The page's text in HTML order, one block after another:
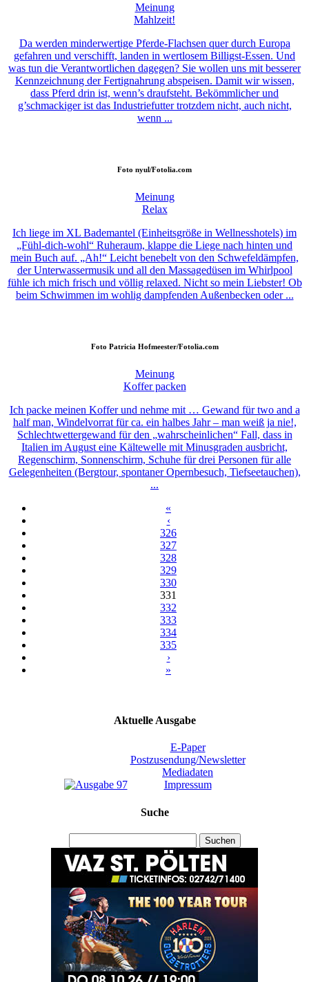
Meinung
Mahlzeit!
Da werden minderwertige Pferde-Flachsen quer durch Europa
gefahren und verschifft, landen in wertlosem Billigst-Essen. Und
was tun die Verantwortlichen dagegen? Sie wollen uns mit besserer
Kennzeichnung der Fertignahrung abspeisen. Damit wir wissen,
dass Pferd drin ist, wenn’s draufsteht. Bekömmlicher und
g’schmackiger ist das Industriefutter trotzdem nicht, auch nicht,
wenn ...
Foto nyul/Fotolia.com
Meinung
Relax
Ich liege im XL Bademantel (Einheitsgröße in Wellnesshotels) im
„Fühl-dich-wohl“ Ruheraum, klappe die Liege nach hinten und
mein Buch auf. „Ah!“ Leicht benebelt von den Schwefeldämpfen,
der Unterwassermusik und all den Massagedüsen im Whirlpool
fühle ich mich frisch und völlig relaxed. Nicht so mein Liebster! Ob
beim Schwimmen im wohlig dampfenden Außenbecken oder ...
Foto Patricia Hofmeester/Fotolia.com
Meinung
Koffer packen
Ich packe meinen Koffer und nehme mit … Gewand für two and a
half man, Windelvorrat für ca. ein halbes Jahr – man weiß ja nie!,
Schlechtwettergewand für den „wahrscheinlichen“ Fall, dass in
Italien im August eine Kältewelle mit Minusgraden ausbricht,
Regenschirm, Sonnenschirm, Schuhe für drei Personen für alle
Gelegenheiten (Bergtour, spontaner Opernbesuch, Tiefseetauchen),
...
«
‹
326
327
328
329
330
331
332
333
334
335
›
»
Aktuelle Ausgabe
E-Paper
Postzusendung/Newsletter
Mediadaten
Impressum
Suche
Suchen